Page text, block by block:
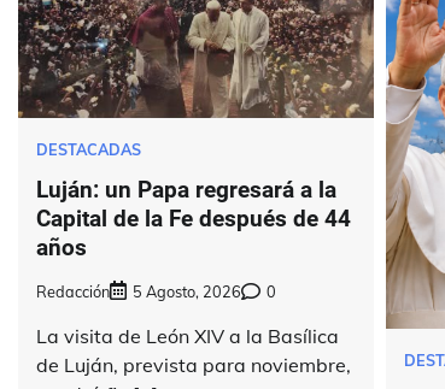
DESTACADAS
Luján: un Papa regresará a la
Capital de la Fe después de 44
años
Redacción 5 Agosto, 2026 0
La visita de León XIV a la Basílica
de Luján, prevista para noviembre,